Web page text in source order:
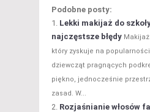
Podobne posty:
Lekki makijaż do
najczęstsze błędy Makijaż
który zyskuje na
dziewcząt pragnących
piękno, jednocześnie
zasad. W...
Rozjaśnianie włosów